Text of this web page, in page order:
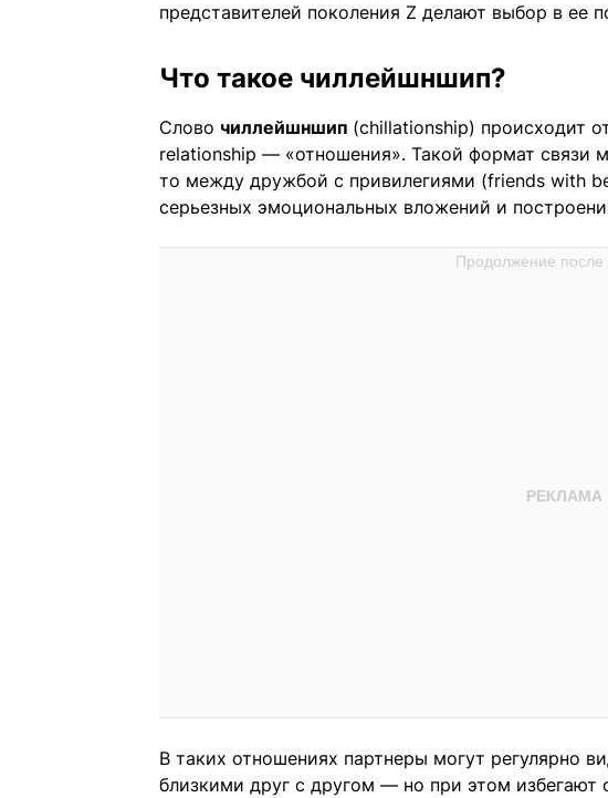
представителей поколения Z делают выбор в ее
Что такое чиллейшншип?
Слово чиллейшншип (chillationship) происходит
relationship — «отношения». Такой формат
то между дружбой с привилегиями (friends with
серьезных эмоциональных вложений и
В таких отношениях партнеры могут регулярно
близкими друг с другом — но при этом избегают